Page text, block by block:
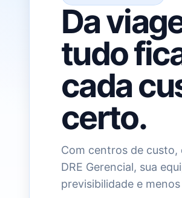
Da
tudo
cada
certo.
Com centros de custo,
DRE Gerencial, sua
previsibilidade e